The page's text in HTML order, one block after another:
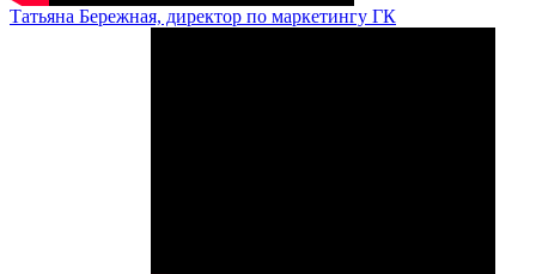
Татьяна Бережная, директор по маркетингу ГК